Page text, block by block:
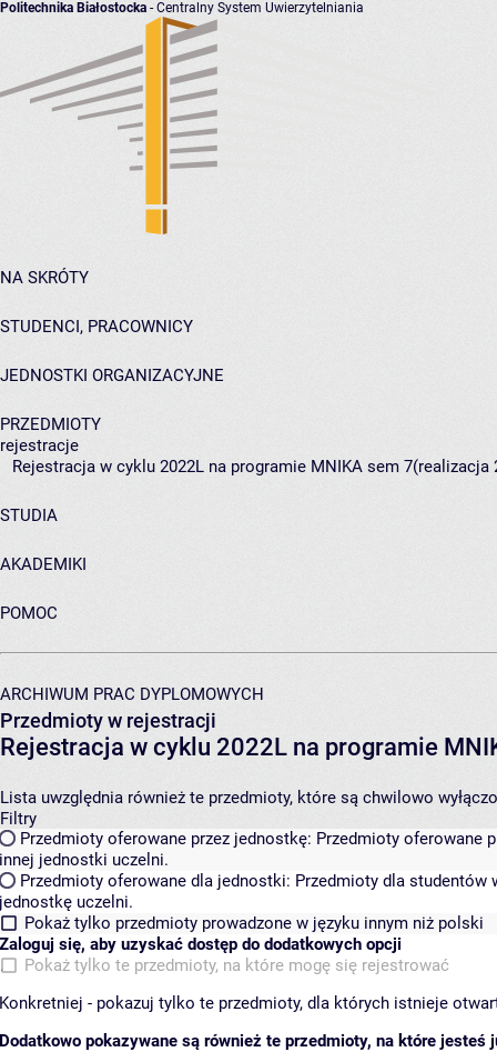
Politechnika Białostocka - Centralny System Uwierzytelniania
NA SKRÓTY
STUDENCI, PRACOWNICY
JEDNOSTKI ORGANIZACYJNE
PRZEDMIOTY
rejestracje
Rejestracja w cyklu 2022L na programie MNIKA sem 7(realizacja
STUDIA
AKADEMIKI
POMOC
ARCHIWUM PRAC DYPLOMOWYCH
Przedmioty w rejestracji
Rejestracja w cyklu 2022L na programie
Lista uwzględnia również te przedmioty, które są chwilowo
Filtry
Przedmioty oferowane przez jednostkę: Przedmioty oferowane
innej jednostki uczelni.
Przedmioty oferowane dla jednostki: Przedmioty dla studentów
jednostkę uczelni.
Pokaż tylko przedmioty prowadzone w języku innym niż polski
Zaloguj się, aby uzyskać dostęp do dodatkowych opcji
Pokaż tylko te przedmioty, na które mogę się rejestrować
Konkretniej - pokazuj tylko te przedmioty, dla których istnieje
Dodatkowo pokazywane są również te przedmioty, na które jesteś